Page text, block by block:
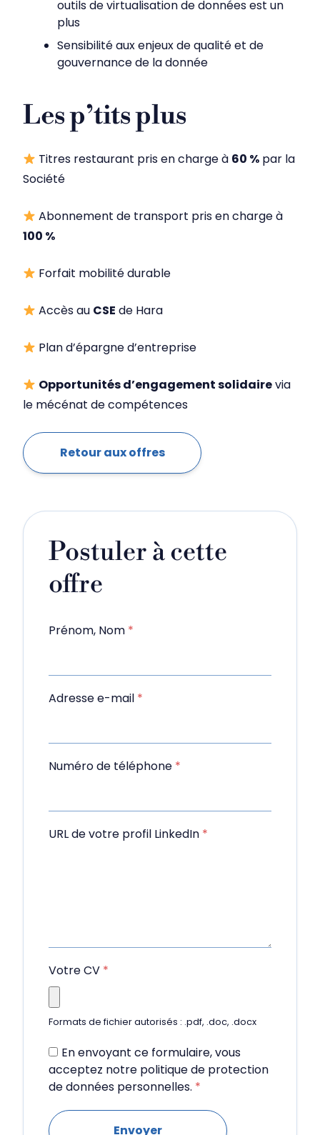
outils de virtualisation de données est un
plus
Sensibilité aux enjeux de qualité et de
gouvernance de la donnée
Les p’tits plus
Titres restaurant pris en charge à 60 % par la
Société
Abonnement de transport pris en charge à
100 %
Forfait mobilité durable
Accès au CSE de Hara
Plan d’épargne d’entreprise
Opportunités d’engagement solidairevia
le mécénat de compétences
Retour aux offres
Postuler à cette
offre
Prénom, Nom *
Adresse e-mail *
Numéro de téléphone *
URL de votre profil LinkedIn *
Votre CV *
Formats de fichier autorisés : .pdf, .doc, .docx
En envoyant ce formulaire, vous
acceptez notre politique de protection
de données personnelles. *